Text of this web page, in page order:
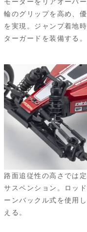
輪のグリップを高め、
を実現。ジャンプ着地
ターガードを装備する。
路面追従性の高さでは
サスペンション。ロッ
ーンバックル式を使用
える。